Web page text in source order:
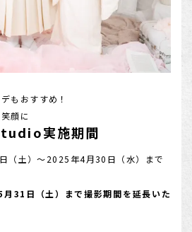
もおすすめ！
顔に
実施期間
（土）～2025年4月30日（水）まで
31日（土）まで撮影期間を延長いた